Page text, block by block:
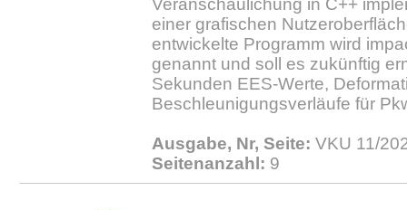
Veranschaulichung in C++
einer grafischen
entwickelte Programm wird
genannt und soll es zukünftig
Sekunden EES-Werte,
Beschleunigungsverläufe für
Ausgabe, Nr, Seite: VKU 11/
Seitenanzahl: 9